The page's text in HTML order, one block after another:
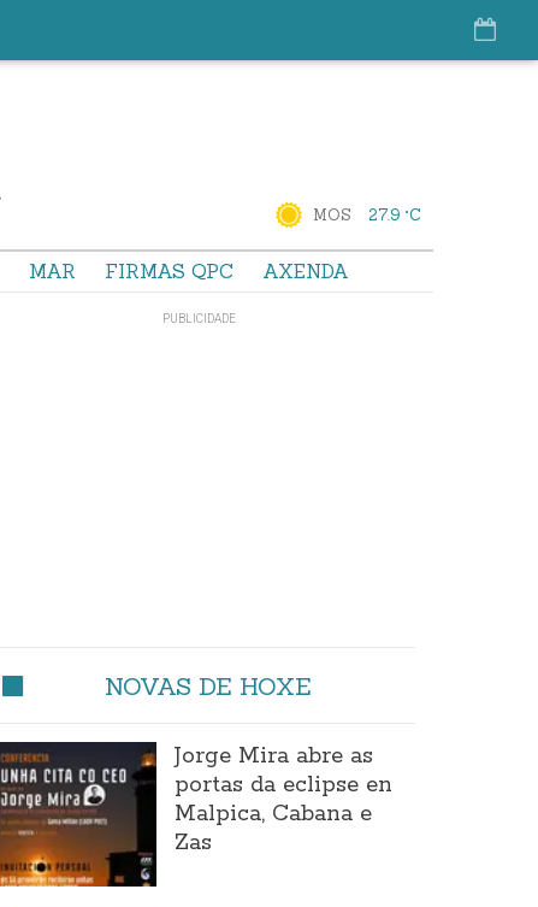
MOS 27.9 °C
MAR FIRMAS QPC AXENDA
NOVAS DE HOXE
Jorge Mira abre as
portas da eclipse en
Malpica, Cabana e
Zas